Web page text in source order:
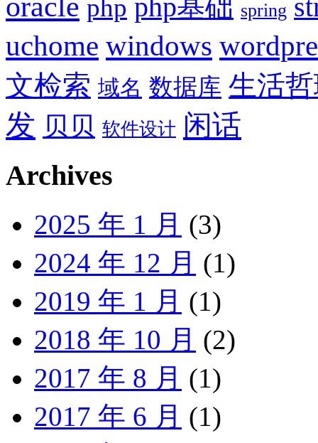
oracle php php基础 spring
uchome windows
文检索 域名 数据库 生活
发 贝贝 软件设计 闲话
Archives
2025 年 1 月 (3)
2024 年 12 月 (1)
2019 年 1 月 (1)
2018 年 10 月 (2)
2017 年 8 月 (1)
2017 年 6 月 (1)